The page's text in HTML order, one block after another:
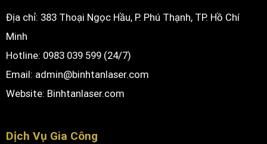
Địa chỉ: 383 Thoại Ngọc Hầu, P. Phú Thạnh, TP. Hồ Chí
Minh
Hotline: 0983 039 599 (24/7)
Email: admin@binhtanlaser.com
Website: Binhtanlaser.com
Dịch Vụ Gia Công